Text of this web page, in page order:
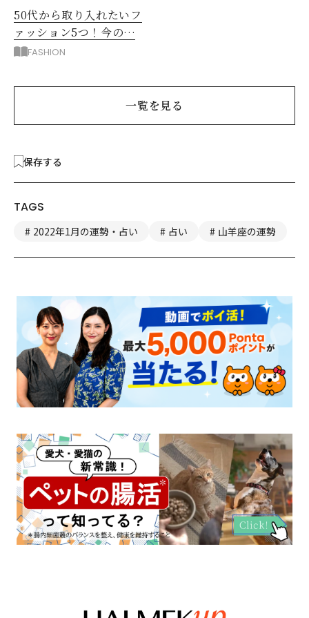
50代から取り入れたいフ
ァッション5つ！今の自
分をきれいに見せる服選
FASHION
一覧を見る
保存する
TAGS
2022年1月の運勢・占い 占い 山羊座の運勢